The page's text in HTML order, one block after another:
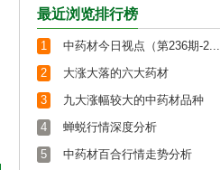
最近浏览排行榜
1
中药材今日视点（第236期-2...
2
大涨大落的六大药材
3
九大涨幅较大的中药材品种
4
蝉蜕行情深度分析
5
中药材百合行情走势分析